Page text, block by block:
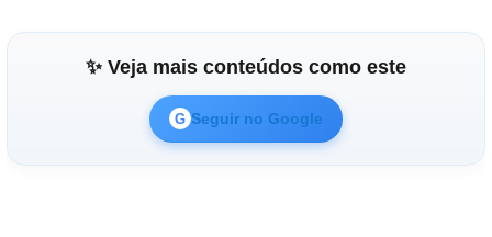
✨ Veja mais conteúdos como este
G Seguir no Google